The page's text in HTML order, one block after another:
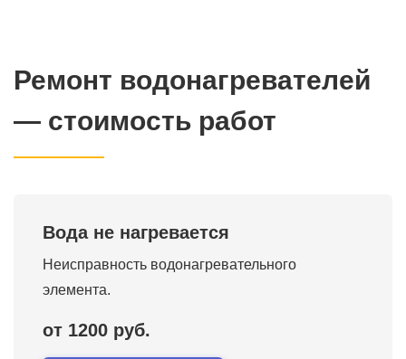
Ремонт водонагревателей
— стоимость работ
Вода не нагревается
Неисправность водонагревательного
элемента.
от 1200 руб.